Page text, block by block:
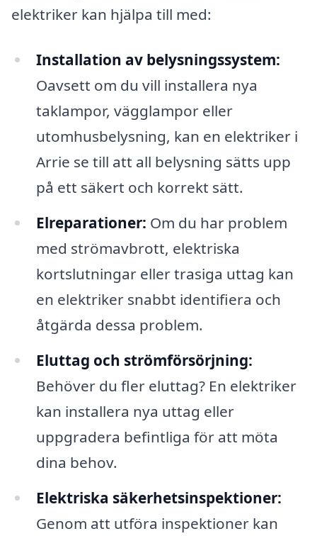
elektriker kan hjälpa till med:
Installation av belysningssystem:
Oavsett om du vill installera nya
taklampor, vägglampor eller
utomhusbelysning, kan en elektriker i
Arrie se till att all belysning sätts upp
på ett säkert och korrekt sätt.
Elreparationer: Om du har problem
med strömavbrott, elektriska
kortslutningar eller trasiga uttag kan
en elektriker snabbt identifiera och
åtgärda dessa problem.
Eluttag och strömförsörjning:
Behöver du fler eluttag? En elektriker
kan installera nya uttag eller
uppgradera befintliga för att möta
dina behov.
Elektriska säkerhetsinspektioner:
Genom att utföra inspektioner kan